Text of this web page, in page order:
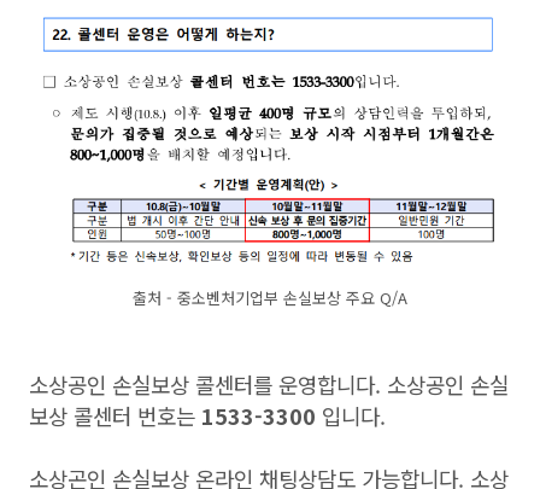
출처 - 중소벤처기업부 손실보상 주요 Q/A
소상공인 손실보상 콜센터를 운영합니다. 소상공인 손실
보상 콜센터 번호는 1533-3300 입니다.
소상곤인 손실보상 온라인 채팅상담도 가능합니다. 소상